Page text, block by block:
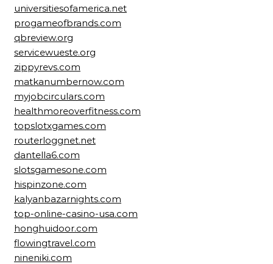
universitiesofamerica.net
progameofbrands.com
qbreview.org
servicewueste.org
zippyrevs.com
matkanumbernow.com
myjobcirculars.com
healthmoreoverfitness.com
topslotxgames.com
routerloggnet.net
dantella6.com
slotsgamesone.com
hispinzone.com
kalyanbazarnights.com
top-online-casino-usa.com
honghuidoor.com
flowingtravel.com
nineniki.com